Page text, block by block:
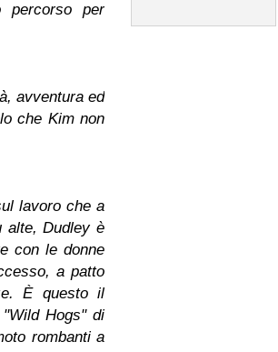
percorso per
avventura ed
che Kim non
lavoro che a
alte, Dudley è
con le donne
a patto
È questo il
Hogs" di
rombanti a